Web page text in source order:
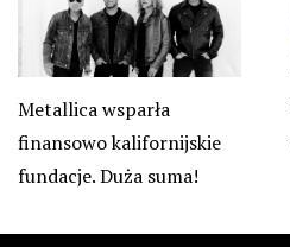
Metallica wsparła
finansowo kalifornijskie
fundacje. Duża suma!